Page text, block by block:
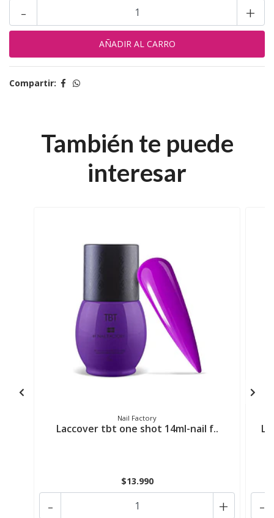
+
-
Compartir:
También te puede
interesar
Nail Factory
Laccover tbt one shot 14ml-nail f..
$13.990
+
- -